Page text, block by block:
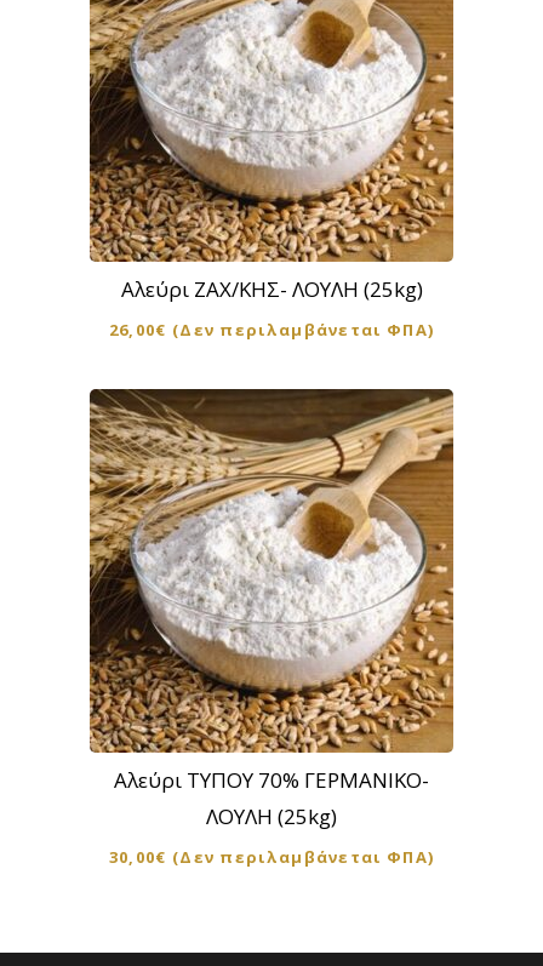
Αλεύρι ΖΑΧ/ΚΗΣ- ΛΟΥΛΗ (25kg)
26,00€ (Δεν περιλαμβάνεται ΦΠΑ)
Αλεύρι ΤΥΠΟΥ 70% ΓΕΡΜΑΝΙΚΟ-
ΛΟΥΛΗ (25kg)
30,00€ (Δεν περιλαμβάνεται ΦΠΑ)